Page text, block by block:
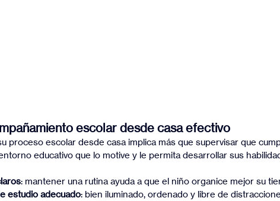
escolar desde casa efectivo
proceso escolar desde casa implica más que supervisar que
educativo que lo motive y le permita desarrollar sus
: mantener una rutina ayuda a que el niño organice mejor su
estudio adecuado: bien iluminado, ordenado y libre de